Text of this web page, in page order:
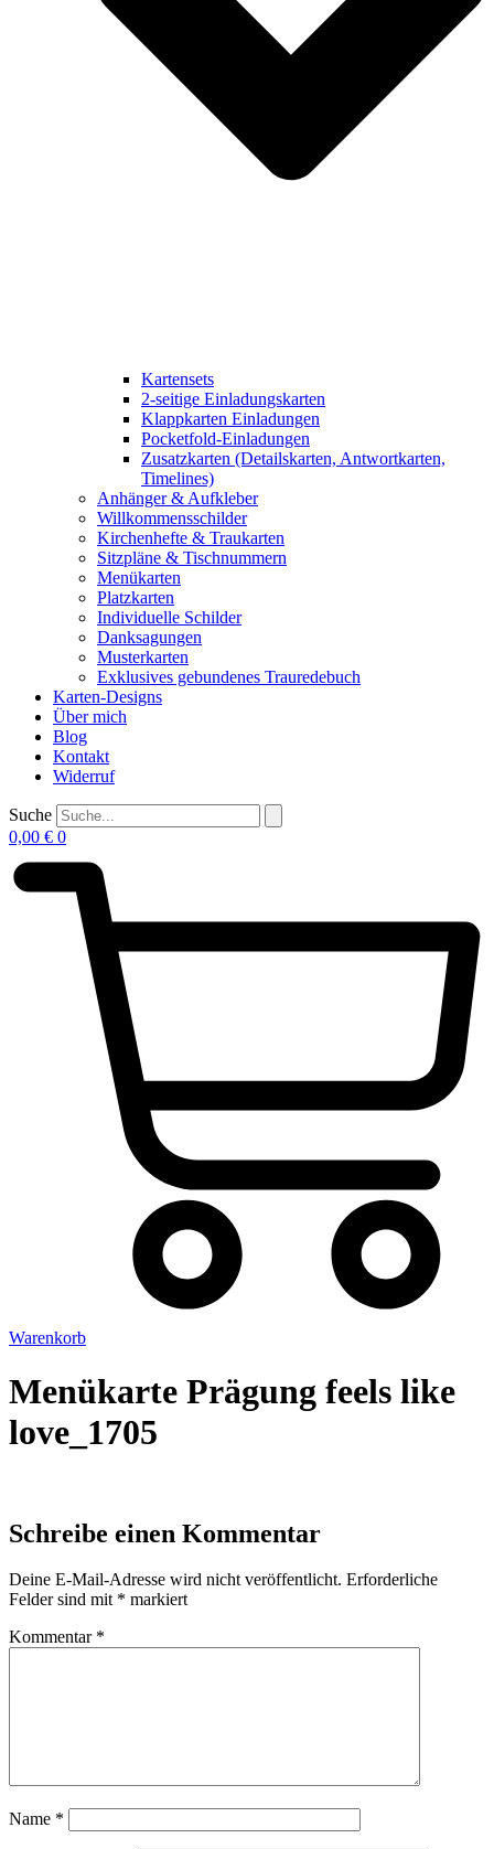
Kartensets
2-seitige Einladungskarten
Klappkarten Einladungen
Pocketfold-Einladungen
Zusatzkarten (Detailskarten, Antwortkarten,
Timelines)
Anhänger & Aufkleber
Willkommensschilder
Kirchenhefte & Traukarten
Sitzpläne & Tischnummern
Menükarten
Platzkarten
Individuelle Schilder
Danksagungen
Musterkarten
Exklusives gebundenes Trauredebuch
Karten-Designs
Über mich
Blog
Kontakt
Widerruf
Suche
0,00 € 0
Warenkorb
Menükarte Prägung feels like
love_1705
Schreibe einen Kommentar
Deine E-Mail-Adresse wird nicht veröffentlicht. Erforderliche
Felder sind mit * markiert
Kommentar *
Name *